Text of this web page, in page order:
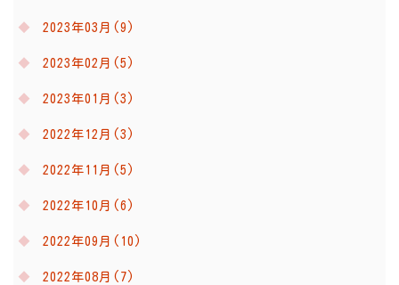
2023年03月(9)
2023年02月(5)
2023年01月(3)
2022年12月(3)
2022年11月(5)
2022年10月(6)
2022年09月(10)
2022年08月(7)